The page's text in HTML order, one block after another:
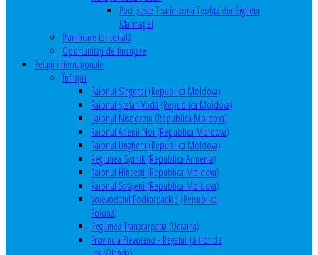
Pod peste Tisa în zona Teplița din Sighetu
Marmației
Planificare teritorială
Oportunităţi de finanţare
Relaţii internaţionale
Înfrăţiri
Raionul Sîngerei (Republica Moldova)
Raionul Ștefan Vodă (Republica Moldova)
Raionul Nisporeni (Republica Moldova)
Raionul Anenii Noi (Republica Moldova)
Raionul Ungheni (Republica Moldova)
Regiunea Syunik (Republica Armenia)
Raionul Hîncești (Republica Moldova)
Raionul Străşeni (Republica Moldova)
Voievodatul Podkarpackie (Republica
Polonă)
Regiunea Transcarpatia (Ucraina)
Provincia Flevoland - Regatul Ţărilor de